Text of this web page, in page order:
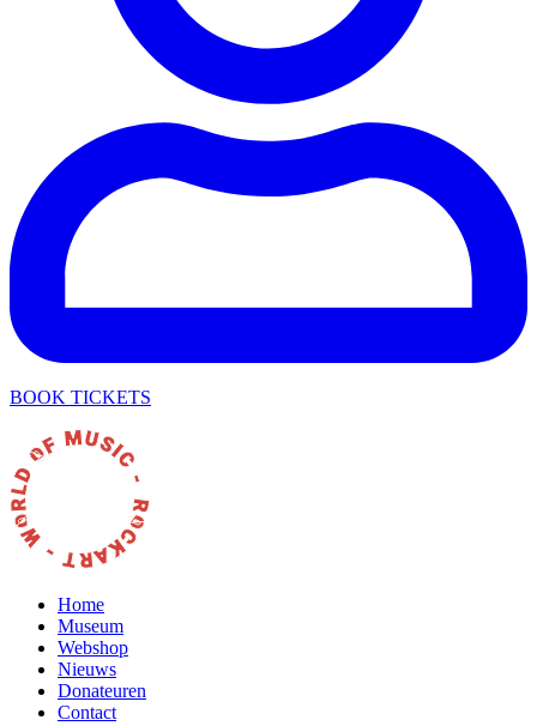
BOOK TICKETS
Home
Museum
Webshop
Nieuws
Donateuren
Contact